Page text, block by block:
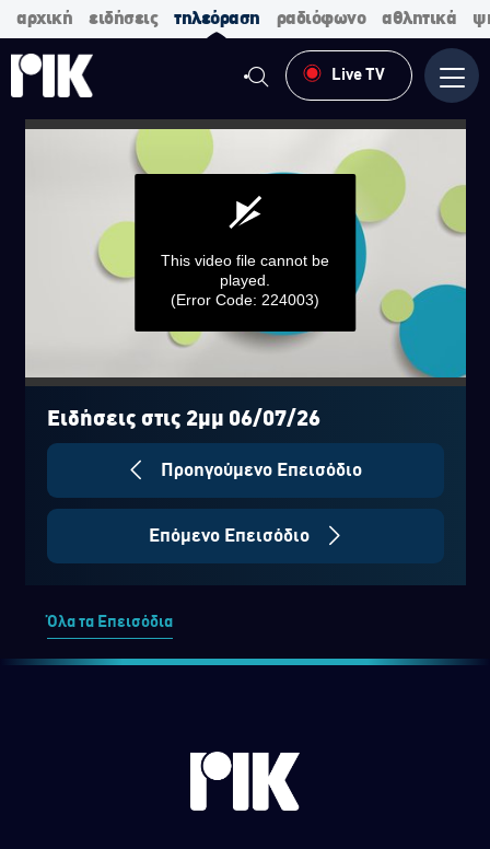
αρχική ειδήσεις τηλεόραση ραδιόφωνο αθλητικά
Live TV
0
seconds
seconds
This video file cannot be
played.
(Error Code: 224003)
Ειδήσεις στις 2μμ 06/07/26
Προηγούμενο Επεισόδιο
Επόμενο Επεισόδιο
Όλα τα Επεισόδια